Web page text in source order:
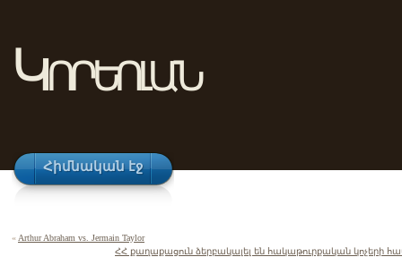
Կորեոլան
Հիմնական էջ
« Arthur Abraham vs. Jermain Taylor
ՀՀ քաղաքացուն ձերբակալել են հակաթուրքական կոչերի